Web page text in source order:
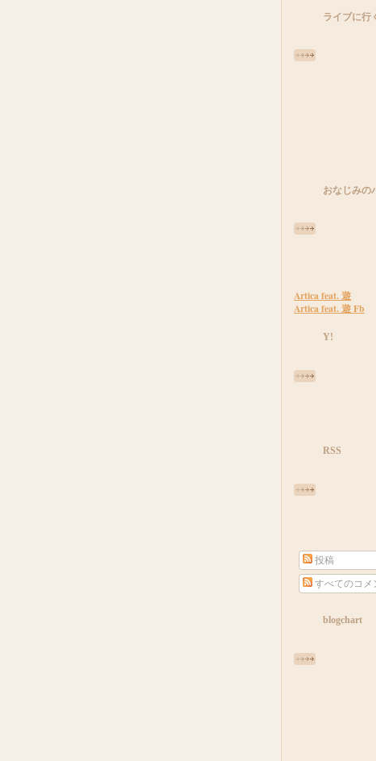
ライブに行
おなじみの
Artica feat. 遊
Artica feat. 遊 Fb
Y!
RSS
投稿
すべてのコメ
blogchart